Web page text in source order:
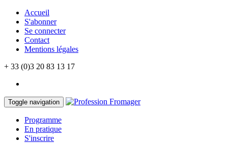
Accueil
S'abonner
Se connecter
Contact
Mentions légales
+ 33 (0)3 20 83 13 17
Toggle navigation
Programme
En pratique
S'inscrire